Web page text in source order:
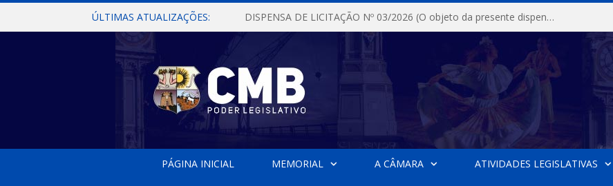
ÚLTIMAS ATUALIZAÇÕES: DISPENSA DE LICITAÇÃO Nº 03/2026 (O objeto da presente dispensa é a escolha da proposta mais vantajosa para a aquisição, de aparelhos de ar condicionado, tipo Split, com material de instalação e fogão industrial, conforme condições, quantidades e exigências estabelecidas no termo de referencia e neste aviso de contratação direta e seus anexos)
PÁGINA INICIAL MEMORIAL A CÂMARA ATIVIDADES LEGISLATIVAS